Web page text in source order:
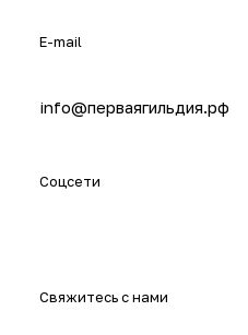
E-mail
info@перваягильдия.рф
Соцсети
Свяжитесь с нами